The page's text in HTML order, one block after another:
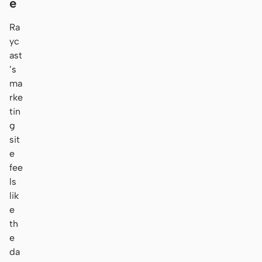
Ra
yc
ast
’s
ma
rke
tin
g
sit
e
fee
ls
lik
e
th
e
da